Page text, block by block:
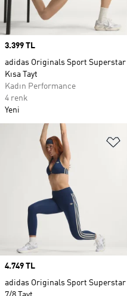
Price
3.399 TL
adidas Originals Sport Superstar
Kısa Tayt
Kadın Performance
4 renk
Yeni
Price
4.749 TL
adidas Originals Sport Superstar